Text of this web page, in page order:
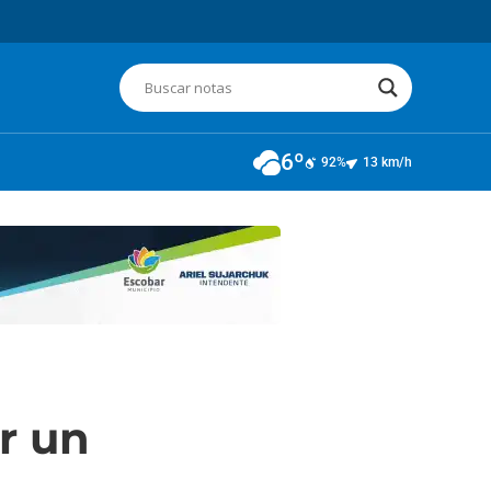
6º 92% 13 km/h
un